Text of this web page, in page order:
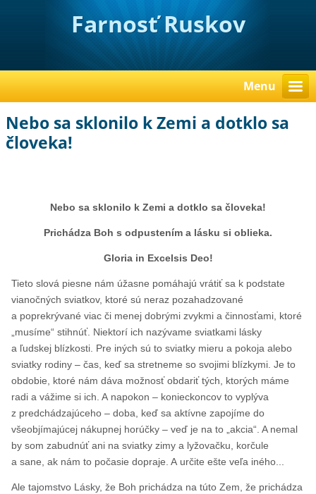
Farnosť Ruskov
Menu
Nebo sa sklonilo k Zemi a dotklo sa
človeka!
Nebo sa sklonilo k Zemi a dotklo sa človeka!
Prichádza Boh s odpustením a lásku si oblieka.
Gloria in Excelsis Deo!
Tieto slová piesne nám úžasne pomáhajú vrátiť sa k podstate
vianočných sviatkov, ktoré sú neraz pozahadzované
a poprekrývané viac či menej dobrými zvykmi a činnosťami, ktoré
„musíme“ stihnúť. Niektorí ich nazývame sviatkami lásky
a ľudskej blízkosti. Pre iných sú to sviatky mieru a pokoja alebo
sviatky rodiny – čas, keď sa stretneme so svojimi blízkymi. Je to
obdobie, ktoré nám dáva možnosť obdariť tých, ktorých máme
radi a vážime si ich. A napokon – konieckoncov to vyplýva
z predchádzajúceho – doba, keď sa aktívne zapojíme do
všeobjímajúcej nákupnej horúčky – veď je na to „akcia“. A nemal
by som zabudnúť ani na sviatky zimy a lyžovačku, korčule
a sane, ak nám to počasie dopraje. A určite ešte veľa iného...
Ale tajomstvo Lásky, že Boh prichádza na túto Zem, že prichádza